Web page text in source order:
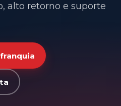
alto retorno e suporte